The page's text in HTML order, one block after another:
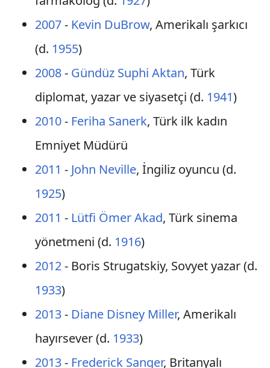
2007- Kevin DuBrow, Amerikalı şarkıcı
(d. 1955)
2008- Gündüz Suphi Aktan, Türk
diplomat, yazar ve siyasetçi (d. 1941)
2010- Feriha Sanerk, Türk ilk kadın
Emniyet Müdürü
2011 - John Neville, İngiliz oyuncu (d.
1925)
2011 - Lütfi Ömer Akad, Türk sinema
yönetmeni (d. 1916)
2012- Boris Strugatskiy, Sovyet yazar (d.
1933)
2013- Diane Disney Miller, Amerikalı
hayırsever (d. 1933)
2013- Frederick Sanger, Britanyalı